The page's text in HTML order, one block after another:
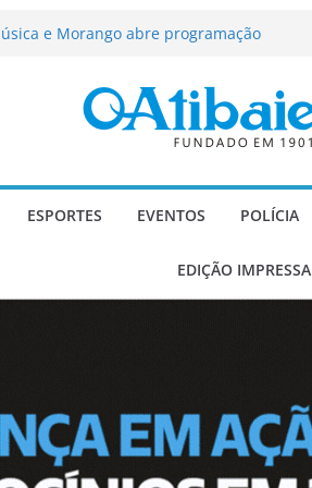
e valorização dos produtores
segurança, limpeza dos
com projeto socioesportivo
ESPORTES EVENTOS POLÍCIA
EDIÇÃO IMPRESSA